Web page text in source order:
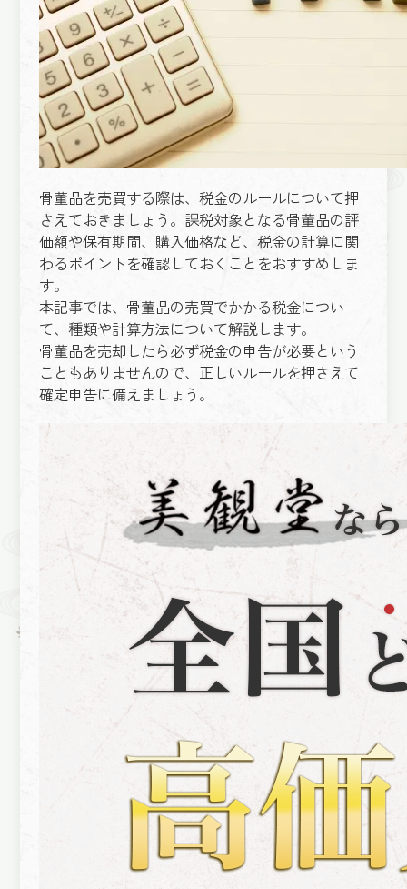
骨董品を売買する際は、税金のルールについて押
さえておきましょう。課税対象となる骨董品の評
価額や保有期間、購入価格など、税金の計算に関
わるポイントを確認しておくことをおすすめしま
す。
本記事では、骨董品の売買でかかる税金につい
て、種類や計算方法について解説します。
骨董品を売却したら必ず税金の申告が必要という
こともありませんので、正しいルールを押さえて
確定申告に備えましょう。